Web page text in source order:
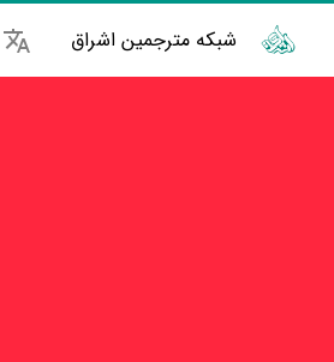
شبکه مترجمین اشراق